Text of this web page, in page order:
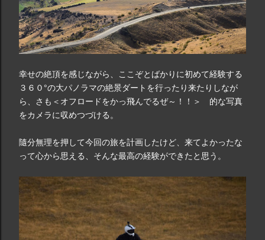
幸せの絶頂を感じながら、ここぞとばかりに初めて経験する
３６０°の大パノラマの絶景ダートを行ったり来たりしなが
ら、さも＜オフロードをかっ飛んでるぜ～！！＞ 的な写真
をカメラに収めつづける。
隨分無理を押して今回の旅を計画したけど、来てよかったな
って心から思える、そんな最高の経験ができたと思う。